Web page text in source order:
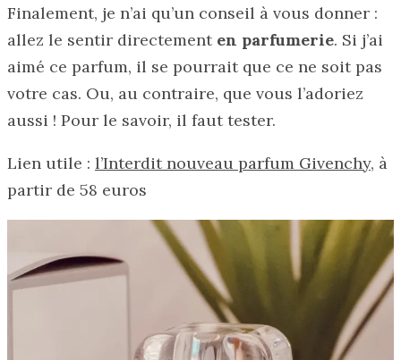
Finalement, je n’ai qu’un conseil à vous donner :
allez le sentir directement en parfumerie. Si j’ai
aimé ce parfum, il se pourrait que ce ne soit pas
votre cas. Ou, au contraire, que vous l’adoriez
aussi ! Pour le savoir, il faut tester.
Lien utile : l’Interdit nouveau parfum Givenchy, à
partir de 58 euros